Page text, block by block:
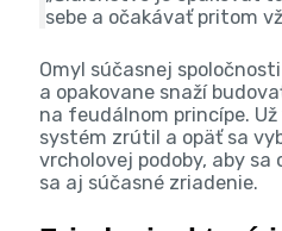
sebe a očakávať pritom
Omyl súčasnej
a opakovane snaží
na feudálnom princípe.
systém zrútil a opäť sa
vrcholovej podoby, aby
sa aj súčasné zriadenie.